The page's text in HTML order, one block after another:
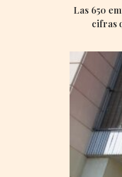
Las 650
cifras